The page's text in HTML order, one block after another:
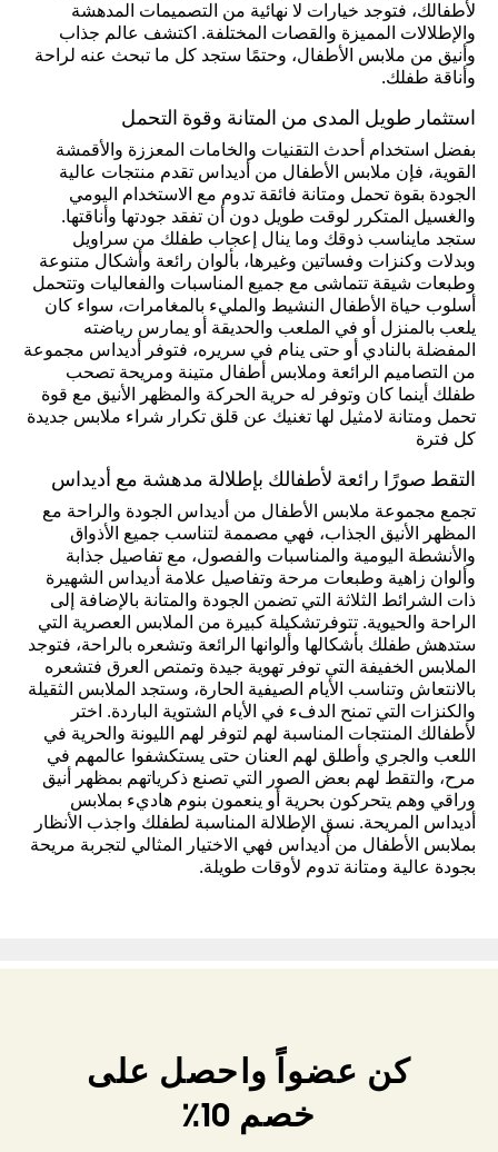
لأطفالك، فتوجد خيارات لا نهائية من التصميمات المدهشة
والإطلالات المميزة والقصات المختلفة. اكتشف عالم جذاب
وأنيق من ملابس الأطفال، وحتمًا ستجد كل ما تبحث عنه لراحة
وأناقة طفلك.
استثمار طويل المدى من المتانة وقوة التحمل
بفضل استخدام أحدث التقنيات والخامات المعززة والأقمشة
القوية، فإن ملابس الأطفال من أديداس تقدم منتجات عالية
الجودة بقوة تحمل ومتانة فائقة تدوم مع الاستخدام اليومي
والغسيل المتكرر لوقت طويل دون أن تفقد جودتها وأناقتها.
ستجد مايناسب ذوقك وما ينال إعجاب طفلك من سراويل
وبدلات وكنزات وفساتين وغيرها، بألوان رائعة وأشكال متنوعة
وطبعات شيقة تتماشى مع جميع المناسبات والفعاليات وتتحمل
أسلوب حياة الأطفال النشيط والمليء بالمغامرات، سواء كان
يلعب بالمنزل أو في الملعب والحديقة أو يمارس رياضته
المفضلة بالنادي أو حتى ينام في سريره، فتوفر أديداس مجموعة
من التصاميم الرائعة وملابس أطفال متينة ومريحة تصحب
طفلك أينما كان وتوفر له حرية الحركة والمظهر الأنيق مع قوة
تحمل ومتانة لامثيل لها تغنيك عن قلق تكرار شراء ملابس جديدة
كل فترة
التقط صورًا رائعة لأطفالك بإطلالة مدهشة مع أديداس
تجمع مجموعة ملابس الأطفال من أديداس الجودة والراحة مع
المظهر الأنيق الجذاب، فهي مصممة لتناسب جميع الأذواق
والأنشطة اليومية والمناسبات والفصول، مع تفاصيل جذابة
وألوان زاهية وطبعات مرحة وتفاصيل علامة أديداس الشهيرة
ذات الشرائط الثلاثة التي تضمن الجودة والمتانة بالإضافة إلى
الراحة والحيوية. تتوفرتشكيلة كبيرة من الملابس العصرية التي
ستدهش طفلك بأشكالها وألوانها الرائعة وتشعره بالراحة، فتوجد
الملابس الخفيفة التي توفر تهوية جيدة وتمتص العرق فتشعره
بالانتعاش وتناسب الأيام الصيفية الحارة، وستجد الملابس الثقيلة
والكنزات التي تمنح الدفء في الأيام الشتوية الباردة. اختر
لأطفالك المنتجات المناسبة لهم لتوفر لهم الليونة والحرية في
اللعب والجري وأطلق لهم العنان حتى يستكشفوا عالمهم في
مرح، والتقط لهم بعض الصور التي تصنع ذكرياتهم بمظهر أنيق
وراقي وهم يتحركون بحرية أو ينعمون بنوم هاديء بملابس
أديداس المريحة. نسق الإطلالة المناسبة لطفلك واجذب الأنظار
بملابس الأطفال من أديداس فهي الاختيار المثالي لتجربة مريحة
بجودة عالية ومتانة تدوم لأوقات طويلة.
كن عضواً واحصل على
خصم 10٪